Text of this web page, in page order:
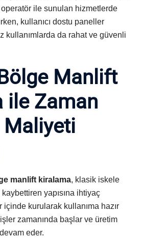
ile sunulan hizmetlerde
kullanıcı dostu paneller
kullanımlarda da rahat ve güvenli
Manlift
ile Zaman
Maliyeti
manlift kiralama, klasik iskele
yapısına ihtiyaç
içinde kurularak kullanıma hazır
zamanında başlar ve üretim
eder.